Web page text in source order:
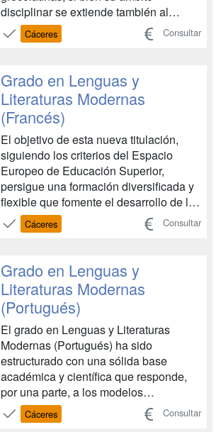
disciplinar se extiende también al
influjo y tradición de los textos latinos y
griegos en las lenguas y literaturas
occidental. Los estudios filológicos
sobre el mundo ...
Cáceres Consultar
Grado en Lenguas y
Literaturas Modernas
(Francés)
El objetivo de esta nueva titulación,
siguiendo los criterios del Espacio
Europeo de Educación Superior,
persigue una formación diversificada y
flexible que fomente el desarrollo de las
capacidades de reflexión y de análisis,
el espíritu crítico y la generación de
de este Grado abre las puertas al
aprendiz...
Cáceres Consultar
Grado en Lenguas y
Literaturas Modernas
(Portugués)
El grado en Lenguas y Literaturas
Modernas (Portugués) ha sido
estructurado con una sólida base
académica y científica que responde,
por una parte, a los modelos
implantados para la enseñanza de las
Lenguas Modernas en la UE y, por la
Cáceres Consultar